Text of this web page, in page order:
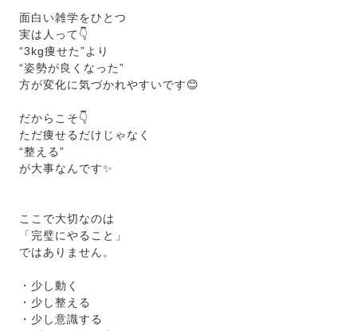
面白い雑学をひとつ
実は人って👇
“3kg痩せた”より
“姿勢が良くなった”
方が変化に気づかれやすいです😊
だからこそ👇
ただ痩せるだけじゃなく
“整える”
が大事なんです✨
ここで大切なのは
「完璧にやること」
ではありません。
・少し動く
・少し整える
・少し意識する